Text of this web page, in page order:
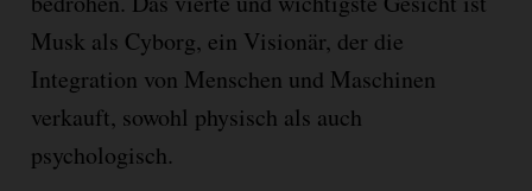
Musk als Cyborg, ein Visionär, der die
Integration von Menschen und Maschinen
verkauft, sowohl physisch als auch
psychologisch.